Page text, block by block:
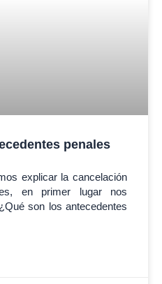
penales
explicar la cancelación
en primer lugar nos
son los antecedentes